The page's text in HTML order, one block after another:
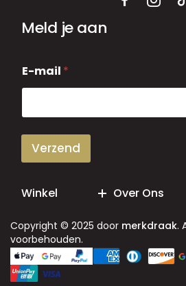
Meld je aan
-
m
i
E-mail *
Verzend
Winkel Over Ons
Copyright © 2025 door merkdraak.
voorbehouden.